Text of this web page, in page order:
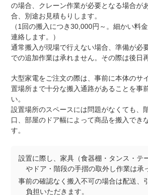
の場合、クレーン作業が必要となる場合が
合、別途お見積もりします。
（1回の搬入につき30,000円～。細かい料
連絡します。）
通常搬入が現場で行えない場合、準備が必
での追加作業は承れません。その際は後日
大型家電をご注文の際は、事前に本体のサ
置場所まで十分な搬入通路があることを事
い。
設置場所のスペースには問題がなくても、
口、部屋のドア幅によって商品を搬入でき
す。
設置に際し、家具（食器棚・タンス・テ
やドア・階段の手摺の取外し作業は承
事前の確認なく搬入不可の場合は配送、
負担いただきます。